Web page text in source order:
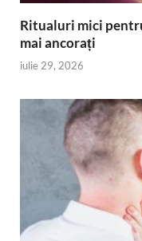
Ritualuri mici
mai ancorați
iulie 29, 2026